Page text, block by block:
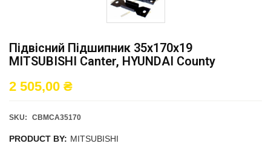
Підвісний Підшипник 35x170x19
MITSUBISHI Canter, HYUNDAI County
2 505,00 ₴
SKU: CBMCA35170
PRODUCT BY: MITSUBISHI